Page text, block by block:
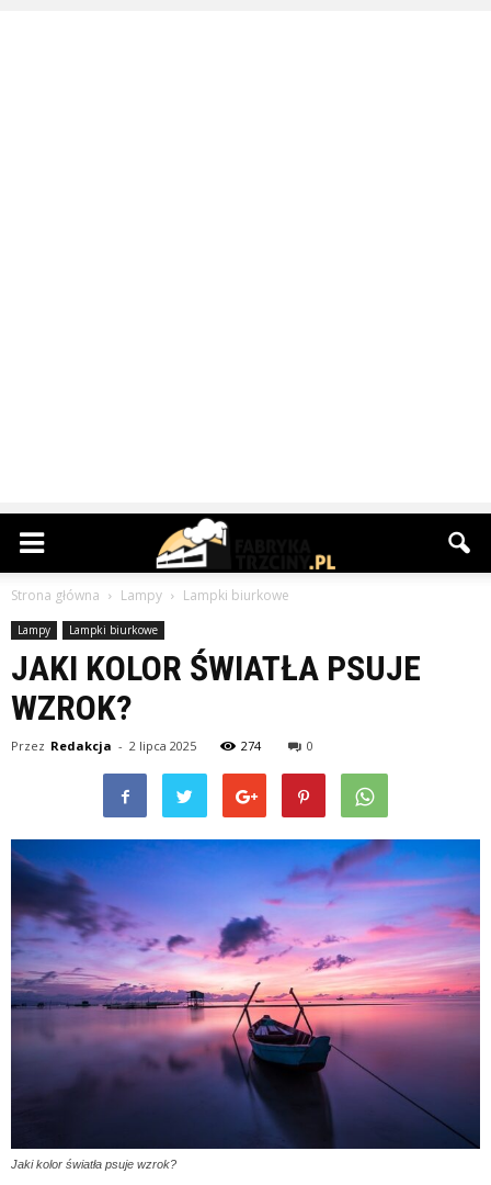
Strona główna Lampy Lampki biurkowe
Lampy Lampki biurkowe
JAKI KOLOR ŚWIATŁA PSUJE
WZROK?
Przez Redakcja - 2 lipca 2025 274 0
Jaki kolor światła psuje wzrok?